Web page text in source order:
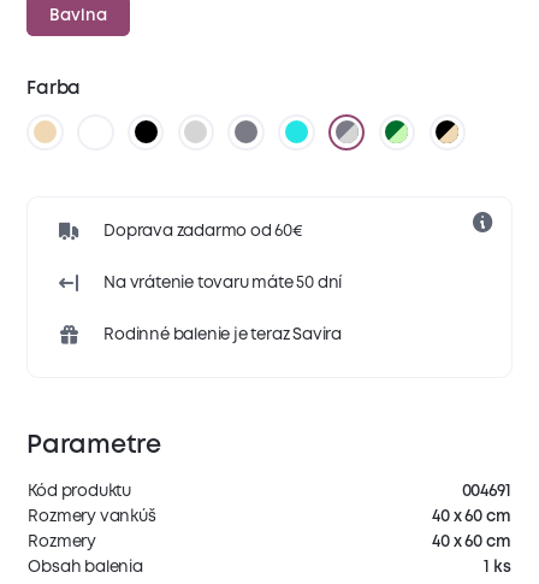
Bavlna
Farba
Doprava zadarmo od 60€
Na vrátenie tovaru máte 50 dní
Rodinné balenie je teraz Savira
Parametre
Kód produktu
004691
Rozmery vankúš
40 x 60 cm
Rozmery
40 x 60 cm
Obsah balenia
1 ks